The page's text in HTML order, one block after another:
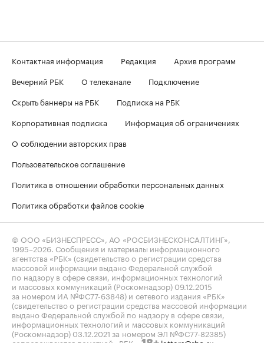
Контактная информация Редакция
Архив программ
Вечерний РБК
О телеканале
Подключение
Скрыть баннеры на РБК
Подписка на РБК
Корпоративная подписка
Информация об ограничениях
О соблюдении авторских прав
Пользовательское соглашение
Политика в отношении обработки персональных данных
Политика обработки файлов cookie
© ООО «БИЗНЕСПРЕСС», АО «РОСБИЗНЕСКОНСАЛТИНГ»,
1995–2026 . Сообщения и материалы информационного
агентства «РБК» (свидетельство о регистрации средства
массовой информации выдано Федеральной службой
по надзору в сфере связи, информационных технологий
и массовых коммуникаций (Роскомнадзор) 09.12.2015
за номером ИА №ФС77-63848) и сетевого издания «РБК»
(свидетельство о регистрации средства массовой информации
выдано Федеральной службой по надзору в сфере связи,
информационных технологий и массовых коммуникаций
(Роскомнадзор) 03.12.2021 за номером ЭЛ №ФС77-82385)